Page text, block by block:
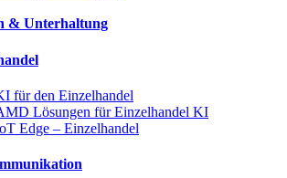
& Unterhaltung
fürden Einzelhandel
Lösungen fürEinzelhandel KI
Edge – Einzelhandel